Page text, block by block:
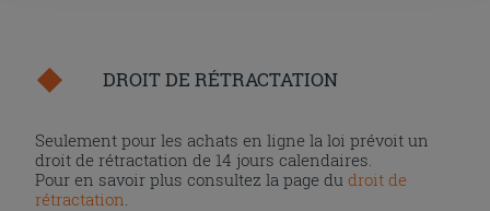
DROIT DE RÉTRACTATION
Seulement pour les achats en ligne la loi prévoit un
droit de rétractation de 14 jours calendaires.
Pour en savoir plus consultez la page dudroit de
rétractation